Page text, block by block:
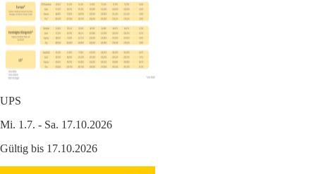
UPS
Mi. 1.7. - Sa. 17.10.2026
Gültig bis 17.10.2026